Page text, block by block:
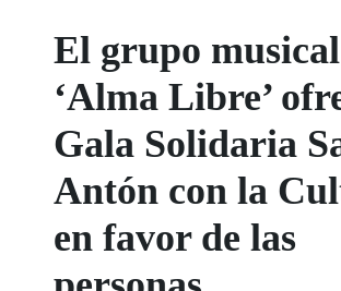
El grupo musical
‘Alma Libre’
Gala Solidaria
Antón con la
en favor de las